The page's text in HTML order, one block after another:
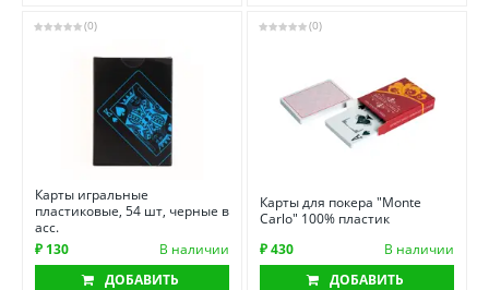
(0)
Карты игральные
пластиковые, 54 шт, черные в
асс.
₽ 130
В наличии
ДОБАВИТЬ
(0)
Карты для покера "Monte
Carlo" 100% пластик
₽ 430
В наличии
ДОБАВИТЬ